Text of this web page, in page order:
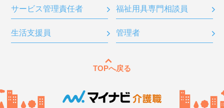
サービス管理責任者 福祉用具専門相談員
生活支援員 管理者
TOPへ戻る